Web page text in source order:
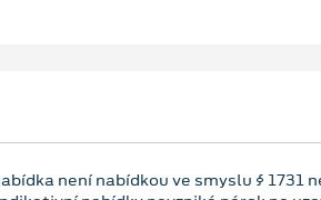
není nabídkou ve smyslu § 1731